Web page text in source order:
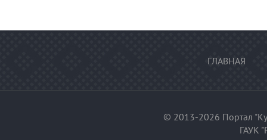
ГЛАВНАЯ
© 2013-2026 Портал
ГАУК